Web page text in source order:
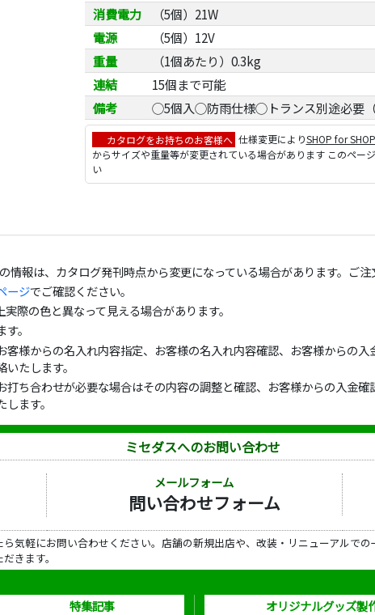
消費電力
（5個）21W
電源
（5個）12V
重量
（1個あたり）0.3kg
連結
15個まで可能
備考
◯5個入◯防雨仕様◯トランス別途必要（
カタログをお持ちのお客様へ 仕様変更によりSHOP for
からサイズや重量等が変更されている場合があります このペー
い
報は、カタログ発刊時点から変更になっている場合があります。ご
ージでご確認ください。
際の色と異なって見える場合があります。
。
様からの名入れ内容指定、お客様の名入れ内容確認、お客様からの
たします。
ち合わせが必要な場合はその内容の調整と確認、お客様からの入金
ます。
ミセダスへのお問い合わせ
メールフォーム
問い合わせフォーム
気軽にお問い合わせください。店舗の新規出店や、改装・リニューアルで
きます。
特集記事 オリジナルグッズ製